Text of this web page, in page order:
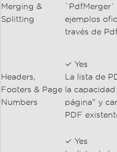
Merging &
Splitting
`PdfMerger`
ejemplos
través de
Headers,
Footers & Page
Numbers
✓ Yes
La lista de
la
página" y
PDF
✓ Yes